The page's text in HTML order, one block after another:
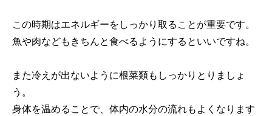
この時期はエネルギーをしっかり取ることが重要です。
魚や肉などもきちんと食べるようにするといいですね。
また冷えが出ないように根菜類もしっかりとりましょ
う。
身体を温めることで、体内の水分の流れもよくなります